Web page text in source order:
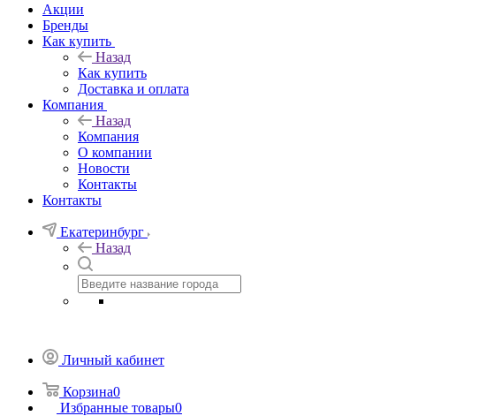
Акции
Бренды
Как купить
Назад
Как купить
Доставка и оплата
Компания
Назад
Компания
О компании
Новости
Контакты
Контакты
Екатеринбург
Назад
Личный кабинет
Корзина0
Избранные товары0